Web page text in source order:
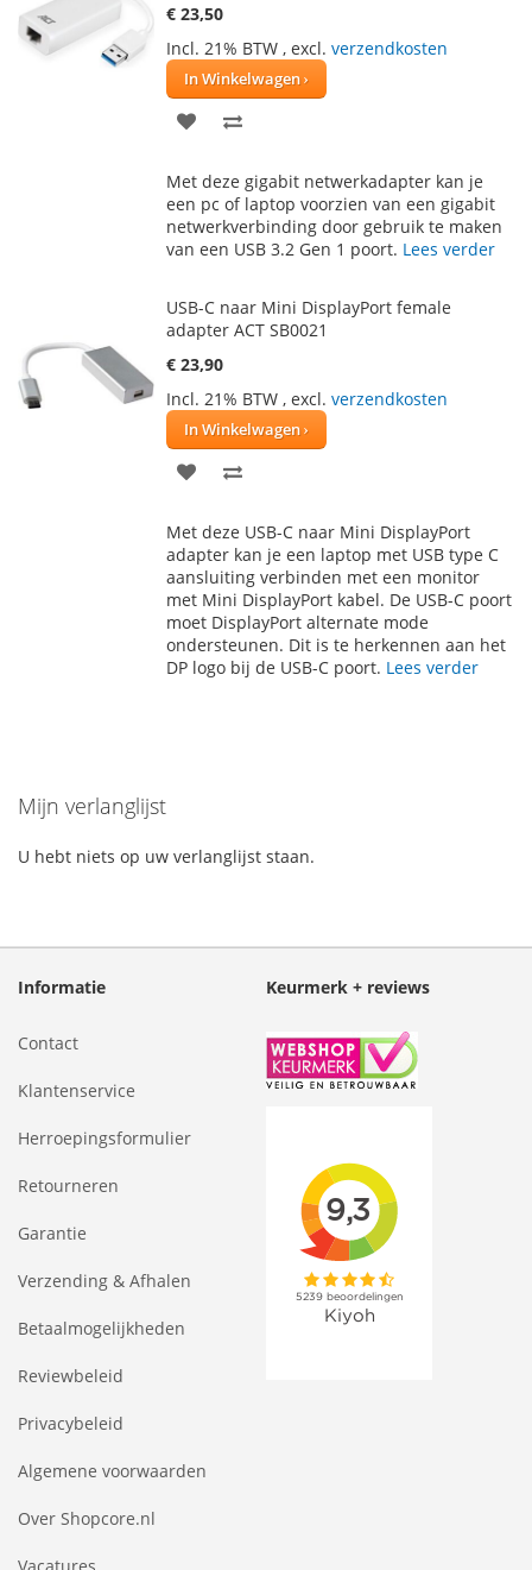
€ 23,50
Incl. 21% BTW , excl. verzendkosten
In Winkelwagen
VOEG
AAN
VERLANGLIJST
TE
VERGELIJKEN
Met deze gigabit netwerkadapter kan je
een pc of laptop voorzien van een gigabit
netwerkverbinding door gebruik te maken
van een USB 3.2 Gen 1 poort. Lees verder
USB-C naar Mini DisplayPort female
adapter ACT SB0021
€ 23,90
Incl. 21% BTW , excl. verzendkosten
In Winkelwagen
VOEG
AAN
VERLANGLIJST
TE
VERGELIJKEN
Met deze USB-C naar Mini DisplayPort
adapter kan je een laptop met USB type C
aansluiting verbinden met een monitor
met Mini DisplayPort kabel. De USB-C poort
moet DisplayPort alternate mode
ondersteunen. Dit is te herkennen aan het
DP logo bij de USB-C poort. Lees verder
Mijn verlanglijst
U hebt niets op uw verlanglijst staan.
Informatie
Contact
Klantenservice
Herroepingsformulier
Retourneren
Garantie
Verzending & Afhalen
Betaalmogelijkheden
Reviewbeleid
Privacybeleid
Algemene voorwaarden
Over Shopcore.nl
Keurmerk + reviews